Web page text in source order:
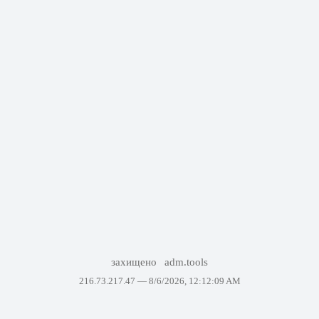
захищено adm.tools
216.73.217.47 — 8/6/2026, 12:12:09 AM